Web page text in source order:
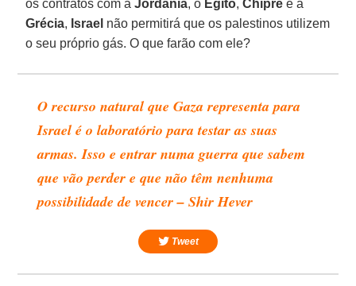
os contratos com aJordânia, o Egito,Chipre e a
Grécia, Israel não permitirá que os palestinos utilizem
o seu próprio gás. O que farão com ele?
O recurso natural que Gaza representa para
Israel é o laboratório para testar as suas
armas. Isso e entrar numa guerra que sabem
que vão perder e que não têm nenhuma
possibilidade de vencer – Shir Hever
Tweet